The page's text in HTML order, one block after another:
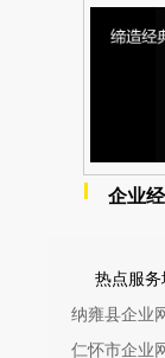
企业
热点服务
纳雍县企业
仁怀市企业